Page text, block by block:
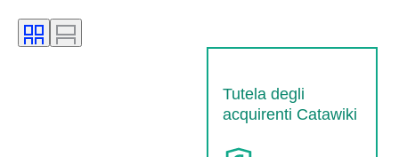
Tutela degli
acquirenti Catawiki